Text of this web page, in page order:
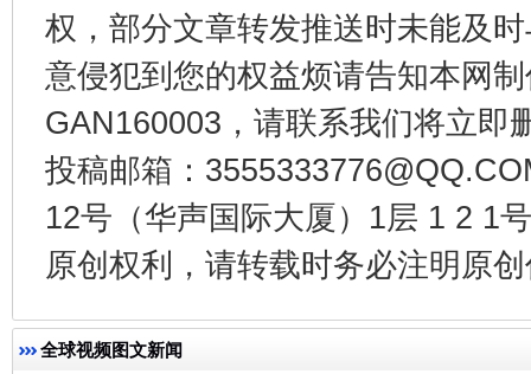
权，部分文章转发推送时未能及
意侵犯到您的权益烦请告知本网
GAN160003，请联系我们将立即
投稿邮箱：
12号（华声国际大厦）1层 1 2 1
原创权利，请转载时务必注明原
全球视频图文新闻
千年窑火 生生不息